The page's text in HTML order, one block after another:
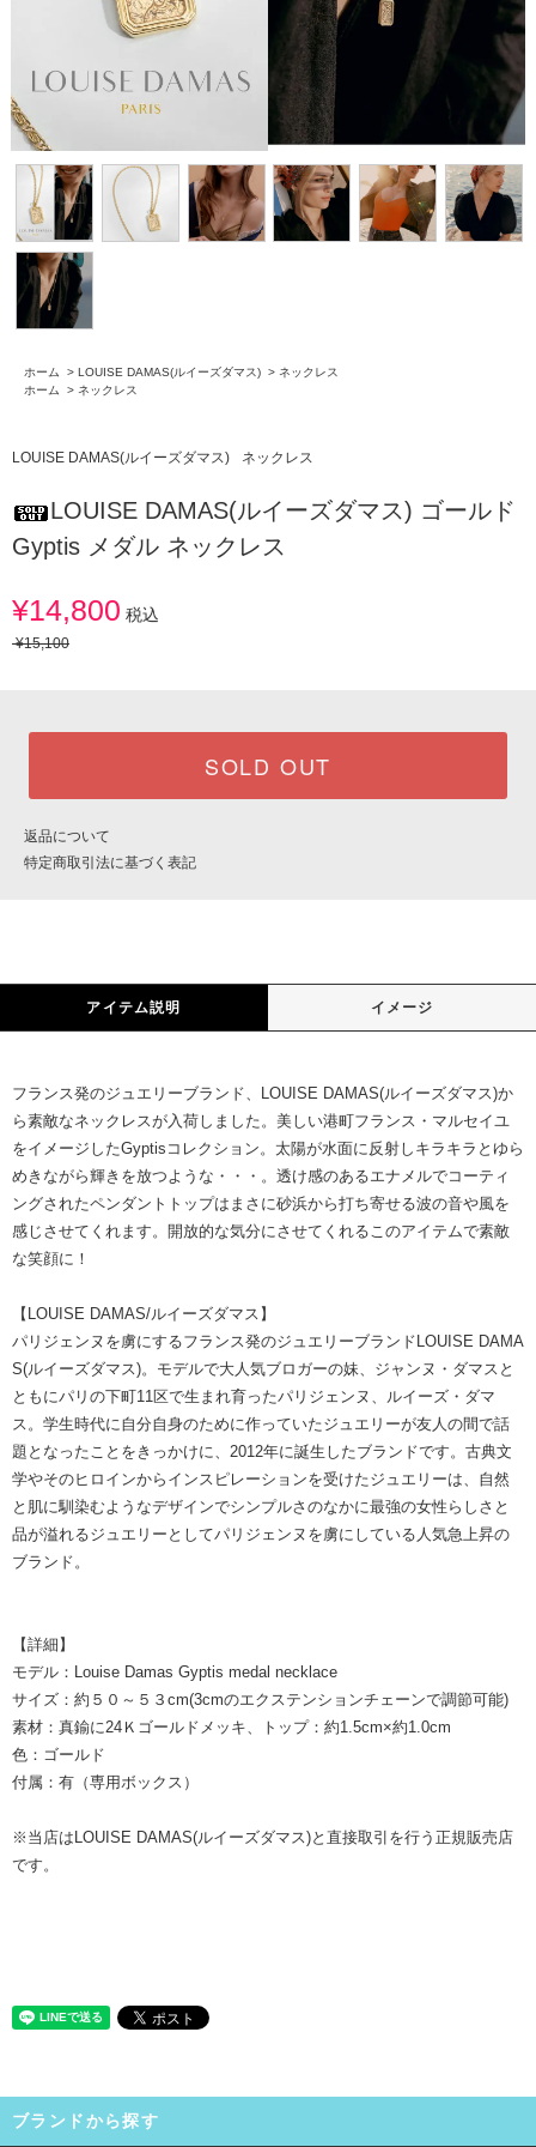
ホーム > LOUISE DAMAS(ルイーズダマス) > ネックレス
ホーム
> ネックレス
LOUISE DAMAS(ルイーズダマス) ネックレス
LOUISE DAMAS(ルイーズダマス) ゴールド
Gyptis メダル ネックレス
¥14,800 税込
¥15,100
SOLD OUT
返品について
特定商取引法に基づく表記
アイテム説明 イメージ
フランス発のジュエリーブランド、LOUISE DAMAS(ルイーズダマス)か
ら素敵なネックレスが入荷しました。美しい港町フランス・マルセイユ
をイメージしたGyptisコレクション。太陽が水面に反射しキラキラとゆら
めきながら輝きを放つような・・・。透け感のあるエナメルでコーティ
ングされたペンダントトップはまさに砂浜から打ち寄せる波の音や風を
感じさせてくれます。開放的な気分にさせてくれるこのアイテムで素敵
な笑顔に！
【LOUISE DAMAS/ルイーズダマス】
パリジェンヌを虜にするフランス発のジュエリーブランドLOUISE DAMA
S(ルイーズダマス)。モデルで大人気ブロガーの妹、ジャンヌ・ダマスと
ともにパリの下町11区で生まれ育ったパリジェンヌ、ルイーズ・ダマ
ス。学生時代に自分自身のために作っていたジュエリーが友人の間で話
題となったことをきっかけに、2012年に誕生したブランドです。古典文
学やそのヒロインからインスピレーションを受けたジュエリーは、自然
と肌に馴染むようなデザインでシンプルさのなかに最強の女性らしさと
品が溢れるジュエリーとしてパリジェンヌを虜にしている人気急上昇の
ブランド。
【詳細】
モデル：Louise Damas Gyptis medal necklace
サイズ：約５０～５３cm(3cmのエクステンションチェーンで調節可能)
素材：真鍮に24Ｋゴールドメッキ、トップ：約1.5cm×約1.0cm
色：ゴールド
付属：有（専用ボックス）
※当店はLOUISE DAMAS(ルイーズダマス)と直接取引を行う正規販売店
です。
ブランドから探す